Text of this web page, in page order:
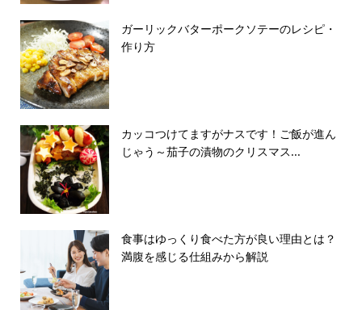
ガーリックバターポークソテーのレシピ・
作り方
カッコつけてますがナスです！ご飯が進ん
じゃう～茄子の漬物のクリスマス...
食事はゆっくり食べた方が良い理由とは？
満腹を感じる仕組みから解説